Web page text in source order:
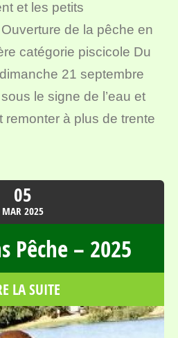
et les petits
de la pêche en
catégorie piscicole Du
21 septembre
le signe de l’eau et
remonter à plus de trente
05
MAR2025
Pêche – 2025
LA SUITE